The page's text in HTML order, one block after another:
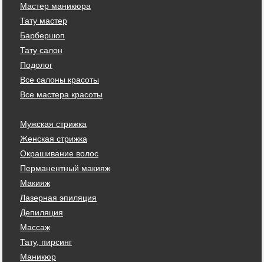
Мастер маникюра
Тату мастер
Барбершоп
Тату салон
Подолог
Все салоны красоты
Все мастера красоты
Мужская стрижка
Женская стрижка
Окрашивание волос
Перманентный макияж
Макияж
Лазерная эпиляция
Депиляция
Массаж
Тату, пирсинг
Маникюр